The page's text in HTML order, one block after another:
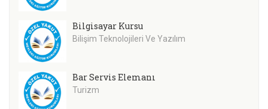
Bilgisayar Kursu
Bilişim Teknolojileri Ve Yazılım
Bar Servis Elemanı
Turizm